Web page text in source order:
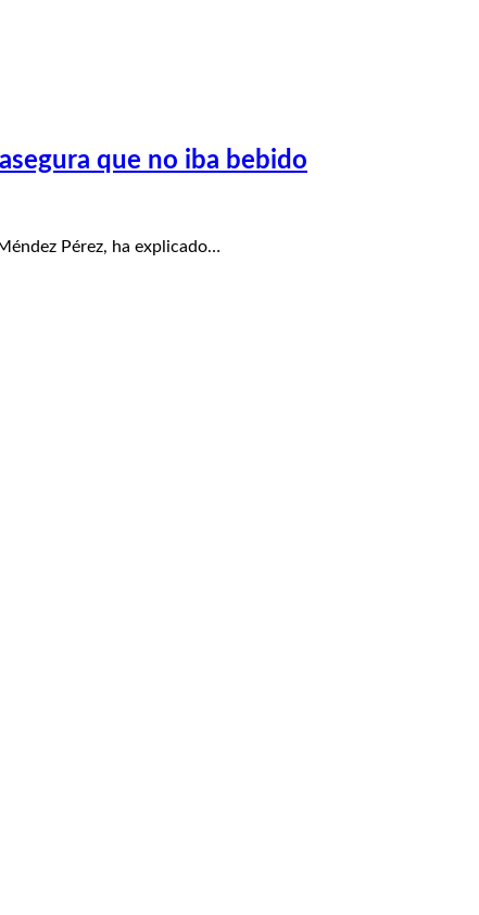
que no iba bebido
Pérez, ha explicado…